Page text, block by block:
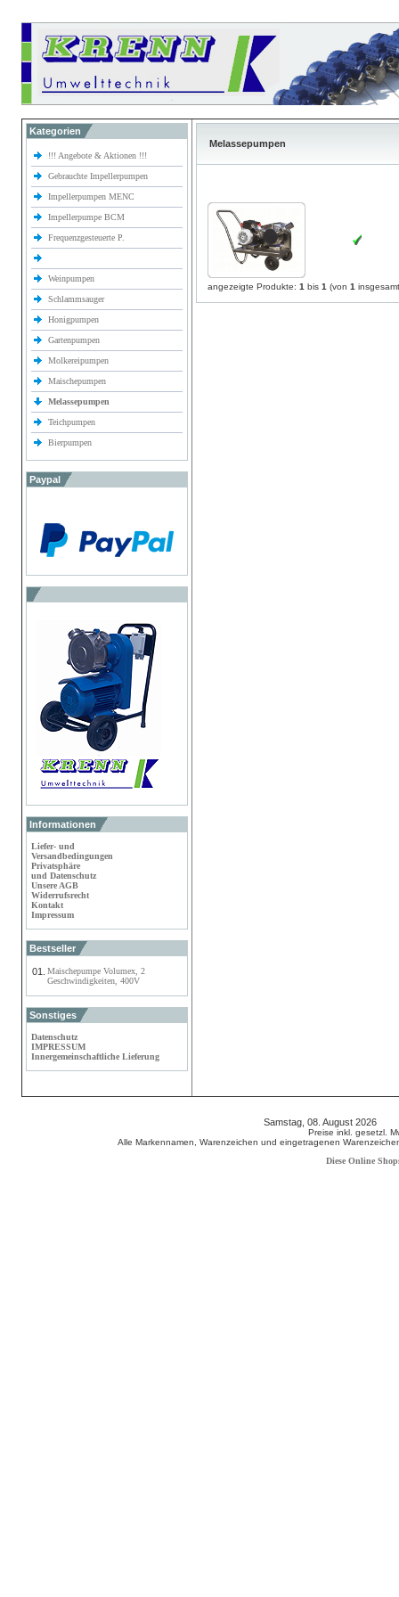
Kategorien
!!! Angebote & Aktionen !!!
Gebrauchte Impellerpumpen
Impellerpumpen MENC
Impellerpumpe BCM
Frequenzgesteuerte P.
Weinpumpen
Schlammsauger
Honigpumpen
Gartenpumpen
Molkereipumpen
Maischepumpen
Melassepumpen
Teichpumpen
Bierpumpen
Paypal
Informationen
Liefer- und
Versandbedingungen
Privatsphäre
und Datenschutz
Unsere AGB
Widerrufsrecht
Kontakt
Impressum
Bestseller
01.
Maischepumpe Volumex, 2
Geschwindigkeiten, 400V
Sonstiges
Datenschutz
IMPRESSUM
Innergemeinschaftliche Lieferung
Melassepumpen
angezeigte Produkte: 1 bis 1 (von 1
Samstag, 08. August 2026
Preise inkl. gesetzl.
Alle Markennamen, Warenzeichen und eingetragenen
Diese Online